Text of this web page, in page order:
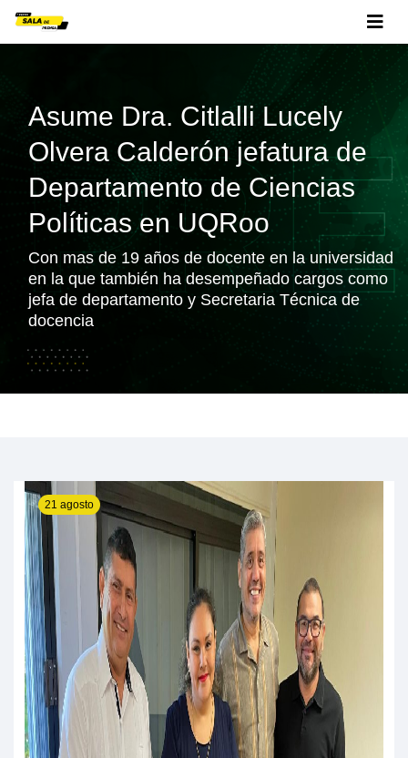
Asume Dra. Citlalli Lucely
Olvera Calderón jefatura de
Departamento de Ciencias
Políticas en UQRoo
Con mas de 19 años de docente en la universidad
en la que también ha desempeñado cargos como
jefa de departamento y Secretaria Técnica de
docencia
21 agosto